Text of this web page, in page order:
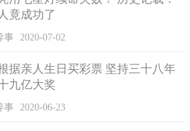
竟成功了
事 2020-07-02
据亲人生日买彩票 坚持三十八年
九亿大奖
事 2020-06-23